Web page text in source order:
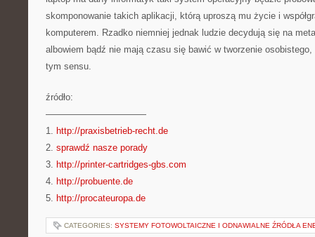
skomponowanie takich aplikacji, którą uproszą mu życie i
komputerem. Rzadko niemniej jednak ludzie decydują się na
albowiem bądź nie mają czasu się bawić w tworzenie
tym sensu.
źródło:
———————————
1. http://praxisbetrieb-recht.de
2. sprawdź nasze porady
3. http://printer-cartridges-gbs.com
4. http://probuente.de
5. http://procateuropa.de
CATEGORIES: SYSTEMY FOTOWOLTAICZNE I ODNAWIALNE ŹRÓDŁA